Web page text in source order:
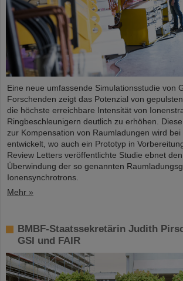
Eine neue umfassende Simulationsstudie von
Forschenden zeigt das Potenzial von
die höchste erreichbare Intensität von
Ringbeschleunigern deutlich zu erhöhen.
zur Kompensation von Raumladungen wird bei
entwickelt, wo auch ein Prototyp in
Review Letters veröffentlichte Studie ebnet
Überwindung der so genannten
Ionensynchrotrons.
Mehr »
BMBF-Staatssekretärin Judith
GSI und FAIR